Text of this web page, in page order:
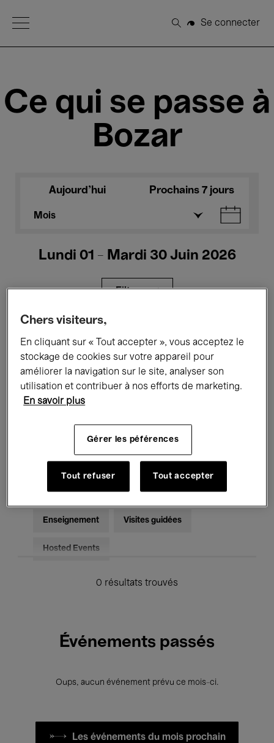
Open Menu
Rechercher
Se connecter
Ce qui se passe à
Bozar
Aujourd'hui Prochains 7 jours
Mois
Lundi 01 - Mardi 30 Juin 2026
Filtres
Expositions Films Performances
Rencontres & Débats Jazz
Musique électronique
Pour tous Kids’ Palace
Enseignement Visites guidées
Hosted Events
0 résultats trouvés
Événements passés
Oups, aucun événement prévu ce mois-ci.
Les événements du mois prochain
Chers visiteurs,
En cliquant sur « Tout accepter », vous acceptez le
stockage de cookies sur votre appareil pour
améliorer la navigation sur le site, analyser son
utilisation et contribuer à nos efforts de marketing.
En savoir plus
Gérer les péférences
Tout refuser Tout accepter